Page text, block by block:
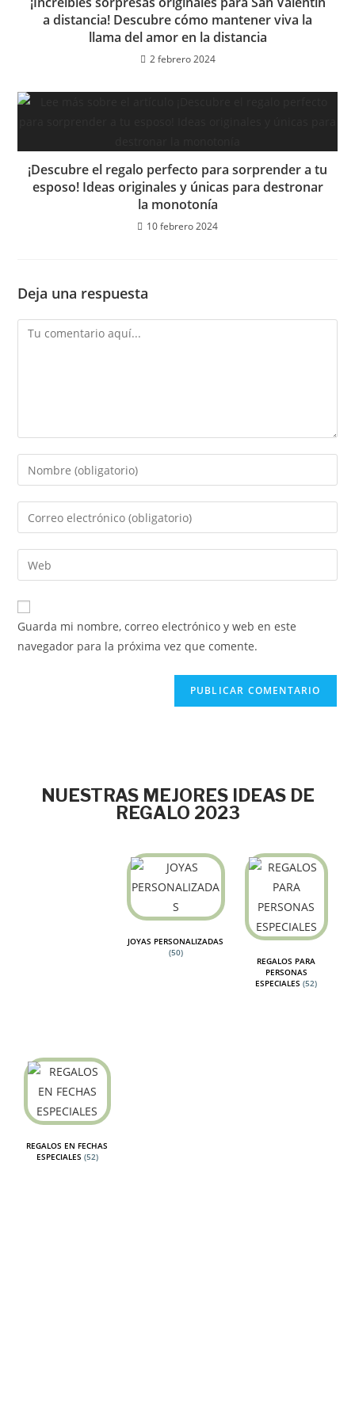
a distancia! Descubre cómo mantener viva la
llama del amor en la distancia
2 febrero 2024
¡Descubre el regalo perfecto para sorprender a tu
esposo! Ideas originales y únicas para destronar
la monotonía
10 febrero 2024
Deja una respuesta
Guarda mi nombre, correo electrónico y web en este
navegador para la próxima vez que comente.
NUESTRAS MEJORES IDEAS DE
REGALO 2023
JOYAS PERSONALIZADAS
(50)
REGALOS PARA
PERSONAS
ESPECIALES(52)
REGALOS EN FECHAS
ESPECIALES (52)